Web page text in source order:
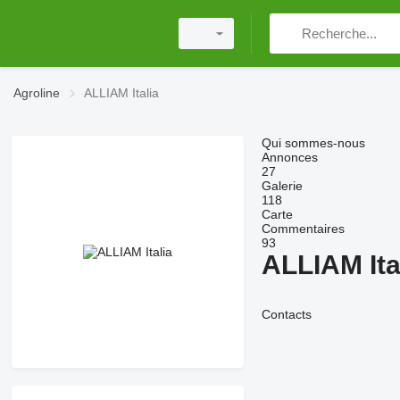
Agroline ALLIAM Italia
Qui sommes-nous
Annonces
27
Galerie
118
Carte
Commentaires
93
ALLIAM
Contacts